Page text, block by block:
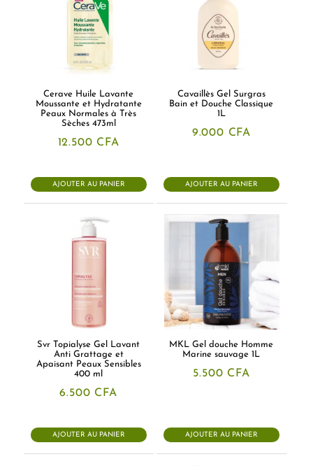
Cerave Huile Lavante
Moussante et Hydratante
Peaux Normales à Très
Sèches 473ml
12.500 CFA
AJOUTER AU PANIER
Cavaillès Gel Surgras
Bain et Douche Classique
1L
9.000 CFA
AJOUTER AU PANIER
Svr Topialyse Gel Lavant
Anti Grattage et
Apaisant Peaux Sensibles
400 ml
6.500 CFA
AJOUTER AU PANIER
MKL Gel douche Homme
Marine sauvage 1L
5.500 CFA
AJOUTER AU PANIER